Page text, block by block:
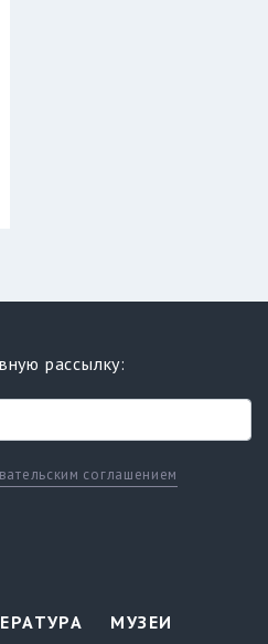
рассылку:
соглашением
МУЗЕИ